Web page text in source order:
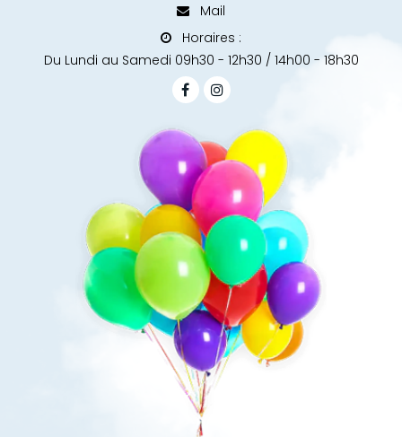
Mail
Horaires :
Du Lundi au Samedi 09h30 - 12h30 / 14h00 - 18h30